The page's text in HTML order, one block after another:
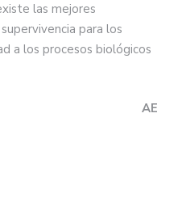
las mejores
para los
a los procesos biológicos
AE